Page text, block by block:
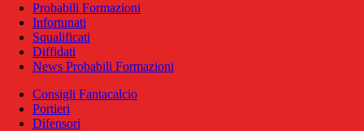
Probabili Formazioni
Infortunati
Squalificati
Diffidati
News Probabili Formazioni
Consigli Fantacalcio
Portieri
Difensori